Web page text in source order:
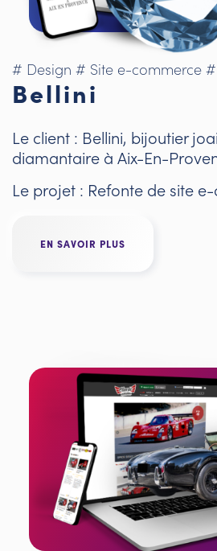
# Design # Site e-commerce
Bellini
Le client : Bellini, bijoutier
diamantaire à Aix-En-
Le projet : Refonte de site
EN SAVOIR PLUS